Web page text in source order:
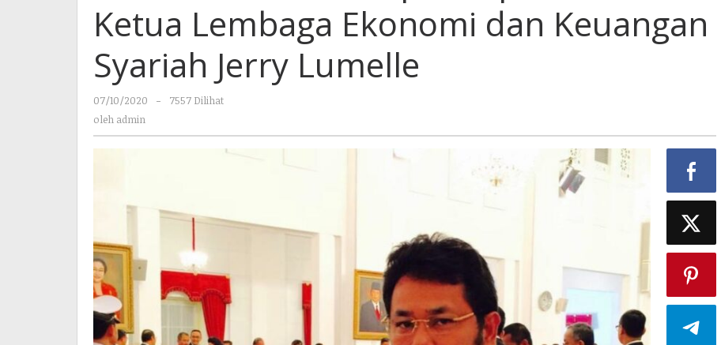
Ketua
Lembaga
Keuangan
Syariah
Jerry
Ketua Lembaga Ekonomi dan Keuangan
Syariah Jerry Lumelle
07/10/2020
oleh
-
7557 Dilihat
oleh admin